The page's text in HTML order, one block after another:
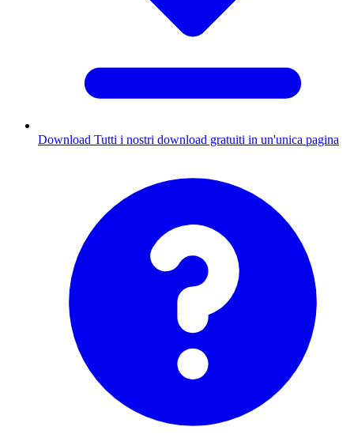
Download Tutti i nostri download gratuiti in un'unica pagina